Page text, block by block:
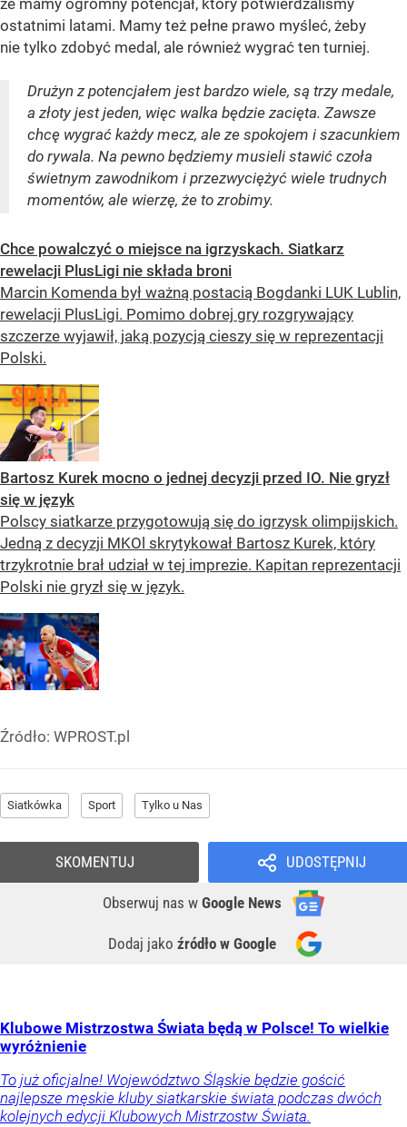
że mamy ogromny potencjał, który potwierdzaliśmy
ostatnimi latami. Mamy też pełne prawo myśleć, żeby
nie tylko zdobyć medal, ale również wygrać ten turniej.
Drużyn z potencjałem jest bardzo wiele, są trzy medale,
a złoty jest jeden, więc walka będzie zacięta. Zawsze
chcę wygrać każdy mecz, ale ze spokojem i szacunkiem
do rywala. Na pewno będziemy musieli stawić czoła
świetnym zawodnikom i przezwyciężyć wiele trudnych
momentów, ale wierzę, że to zrobimy.
Chce powalczyć o miejsce na igrzyskach. Siatkarz
rewelacji PlusLigi nie składa broni
Marcin Komenda był ważną postacią Bogdanki LUK Lublin,
rewelacji PlusLigi. Pomimo dobrej gry rozgrywający
szczerze wyjawił, jaką pozycją cieszy się w reprezentacji
Polski.
Bartosz Kurek mocno o jednej decyzji przed IO. Nie gryzł
się w język
Polscy siatkarze przygotowują się do igrzysk olimpijskich.
Jedną z decyzji MKOl skrytykował Bartosz Kurek, który
trzykrotnie brał udział w tej imprezie. Kapitan reprezentacji
Polski nie gryzł się w język.
Źródło: WPROST.pl
Siatkówka Sport Tylko u Nas
UDOSTĘPNIJ
Obserwuj nas w Google News
Dodaj jako źródło w Google
SKOMENTUJ
Klubowe Mistrzostwa Świata będą w Polsce! To wielkie
wyróżnienie
To już oficjalne! Województwo Śląskie będzie gościć
najlepsze męskie kluby siatkarskie świata podczas dwóch
kolejnych edycji Klubowych Mistrzostw Świata.